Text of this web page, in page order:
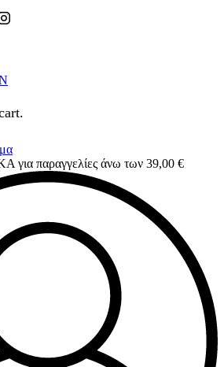
παραγγελίες άνω των 39,00 €